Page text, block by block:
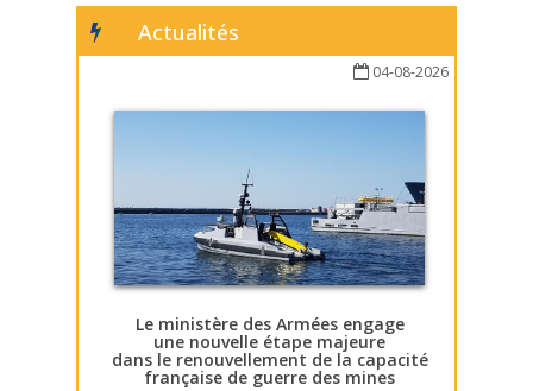
Actualités
04-08-2026
Le ministère des Armées engage
une nouvelle étape majeure
dans le renouvellement de la capacité
française de guerre des mines